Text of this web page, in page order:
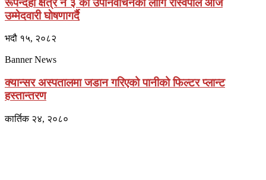
रूपन्देही क्षेत्र नं ३ काे उपनिर्वाचनका लागि रास्वपाले आज
उम्मेदवारी घाेषणागर्दै
भदौ १५, २०८२
Banner News
क्यान्सर अस्पतालमा जडान गरिएको पानीको फिल्टर प्लान्ट
हस्तान्तरण
कार्तिक २४, २०८०